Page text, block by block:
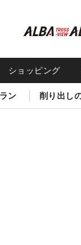
ショッピング
ン 削り出し